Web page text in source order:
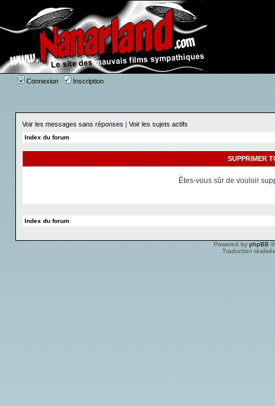
Connexion Inscription
Voir les messages sans réponses | Voir les sujets actifs
Index du forum
SUPPRIMER
Êtes-vous sûr de vouloir
Index du forum
Powered byphpBB©
Traduction